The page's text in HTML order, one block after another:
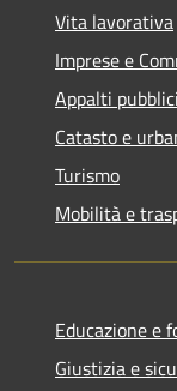
Vita lavorativa
Imprese e
Appalti pubblici
Catasto e
Turismo
Mobilità e
Educazione e
Giustizia e